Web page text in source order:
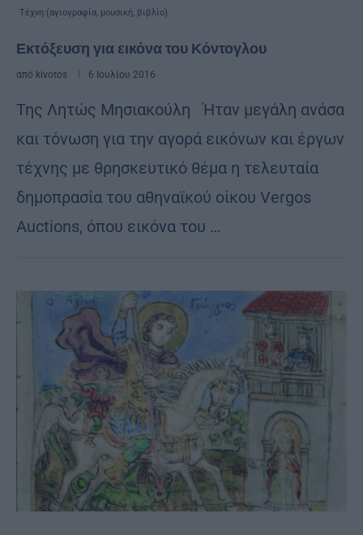
Τέχνη (αγιογραφία, μουσική, βιβλίο)
Εκτόξευση για εικόνα του Κόντογλου
από kivotos 6 Ιουλίου 2016
Της Λητώς Μησιακούλη Ήταν μεγάλη ανάσα
και τόνωση για την αγορά εικόνων και έργων
τέχνης με θρησκευτικό θέμα η τελευταία
δημοπρασία του αθηναϊκού οίκου Vergos
Auctions, όπου εικόνα του …